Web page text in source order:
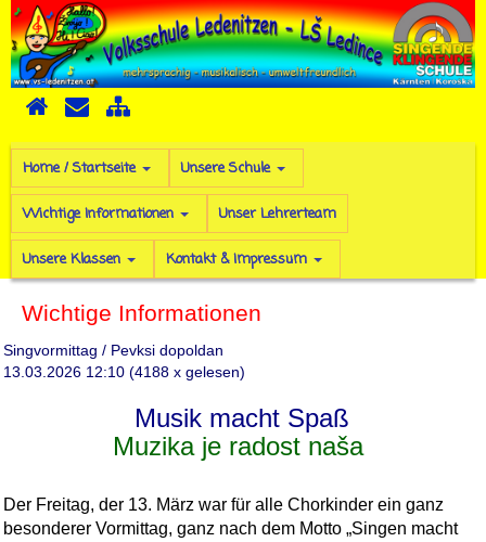
Home / Startseite Unsere Schule
Wichtige Informationen Unser Lehrerteam
Unsere Klassen Kontakt & Impressum
Wichtige Informationen
Singvormittag / Pevksi dopoldan
13.03.2026 12:10 (4188 x gelesen)
Musik macht Spaß
Muzika je radost naša
Der Freitag, der 13. März war für alle Chorkinder ein ganz
besonderer Vormittag, ganz nach dem Motto „Singen macht